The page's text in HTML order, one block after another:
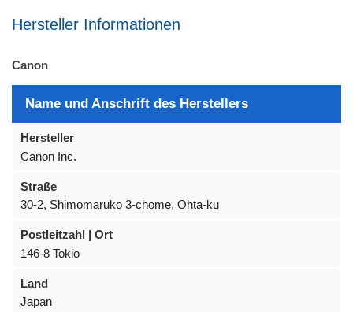
Hersteller Informationen
Canon
Name und Anschrift des Herstellers
Hersteller
Canon Inc.
Straße
30-2, Shimomaruko 3-chome, Ohta-ku
Postleitzahl | Ort
146-8 Tokio
Land
Japan